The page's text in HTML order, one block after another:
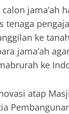
jama’ah
tenaga
ke
jama’ah
ke
atap